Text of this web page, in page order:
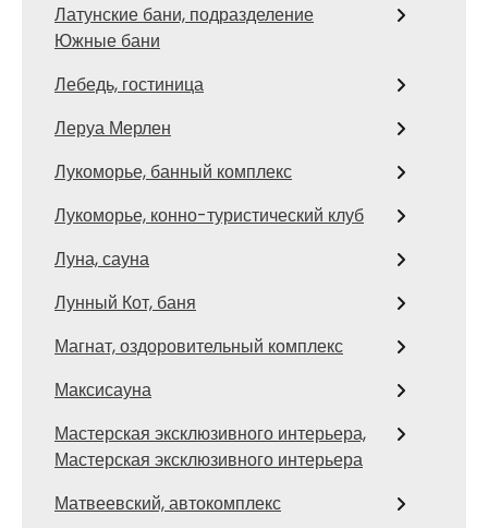
Латунские бани, подразделение
Южные бани
Лебедь, гостиница
Леруа Мерлен
Лукоморье, банный комплекс
Лукоморье, конно-туристический клуб
Луна, сауна
Лунный Кот, баня
Магнат, оздоровительный комплекс
Максисауна
Мастерская эксклюзивного интерьера,
Мастерская эксклюзивного интерьера
Матвеевский, автокомплекс